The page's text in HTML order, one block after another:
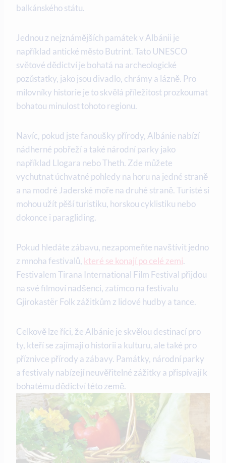
balkánského státu.
Jednou ‍z nejznámějších památek v Albánii je
například antické město Butrint. Tato UNESCO
světové dědictví ⁢je bohatá na archeologické
pozůstatky, jako jsou divadlo, chrámy a lázně. Pro
milovníky historie je to skvělá ⁣příležitost prozkoumat
bohatou minulost tohoto regionu.
Navíc, pokud jste fanoušky ⁤přírody, Albánie ⁤nabízí
nádherné pobřeží⁤ a také národní parky jako
například ‍Llogara nebo Theth. Zde ⁢můžete
vychutnat úchvatné⁤ pohledy na horu na jedné straně
a na ​modré Jaderské ‌moře na druhé straně. Turisté si
mohou⁤ užít pěší turistiku, horskou cyklistiku‍ nebo
dokonce i⁢ paragliding.
Pokud hledáte zábavu,⁢ nezapomeňte navštívit jedno
‌z ⁢mnoha festivalů, ⁣ které se konají po celé zemi.​
Festivalem Tirana International⁣ Film Festival přijdou
⁤na své filmoví nadšenci, ⁢zatímco na festivalu
⁢Gjirokastër ​Folk​ zážitkům z lidové hudby a​ tance.
Celkově lze říci, že Albánie je ⁤skvělou ‌destinací pro
ty, kteří se zajímají​ o historii a kulturu, ale také pro
příznivce přírody ⁢a zábavy. ‍Památky, národní parky
a festivaly nabízejí neuvěřitelné‌ zážitky‌ a přispívají⁤ k
bohatému dědictví této země.